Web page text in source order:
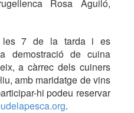
Rosa Aguiló,
les 7 de la tarda i es
demostració de cuina
a càrrec dels cuiners
amb maridatge de vins
hi podeu reservar
.